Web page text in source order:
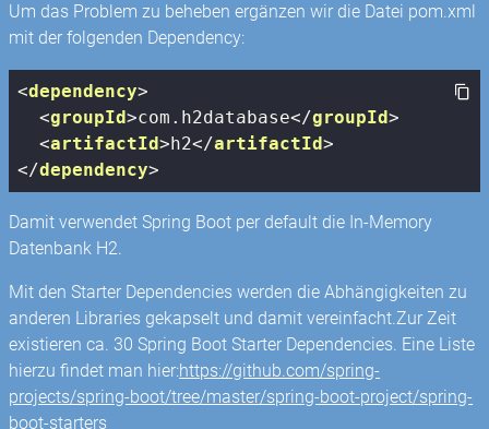
Um das Problem zu beheben ergänzen wir die Datei pom.xml
mit der folgenden Dependency:
<dependency>
<groupId>com.h2database</groupId>
<artifactId>h2</artifactId>
</dependency>
Damit verwendet Spring Boot per default die In-Memory
Datenbank H2.
Mit den Starter Dependencies werden die Abhängigkeiten zu
anderen Libraries gekapselt und damit vereinfacht.Zur Zeit
existieren ca. 30 Spring Boot Starter Dependencies. Eine Liste
hierzu findet man hier:https://github.com/spring-
projects/spring-boot/tree/master/spring-boot-project/spring-
boot-starters